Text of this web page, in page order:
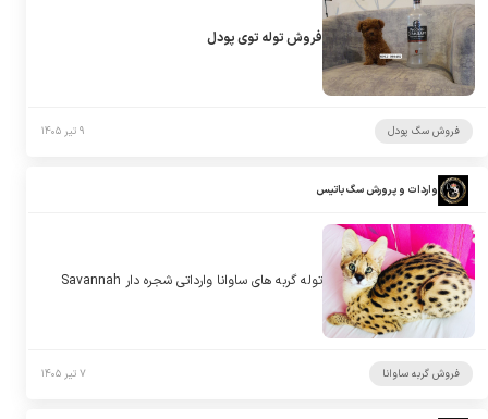
فروش توله توی پودل
فروش سگ پودل ۹ تیر ۱۴۰۵
واردات و پرورش سگ باتیس
توله گربه های ساوانا وارداتی شجره دار Savannah
فروش گربه ساوانا ۷ تیر ۱۴۰۵